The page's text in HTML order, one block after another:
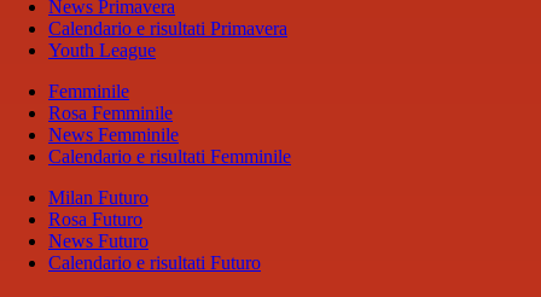
News Primavera
Calendario e risultati Primavera
Youth League
Femminile
Rosa Femminile
News Femminile
Calendario e risultati Femminile
Milan Futuro
Rosa Futuro
News Futuro
Calendario e risultati Futuro